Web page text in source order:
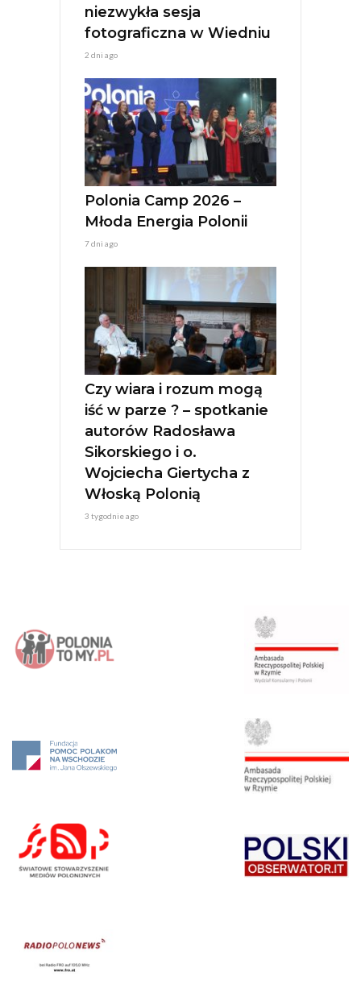
niezwykła sesja
fotograficzna w Wiedniu
2 dni ago
Polonia Camp 2026 –
Młoda Energia Polonii
7 dni ago
Czy wiara i rozum mogą
iść w parze ? – spotkanie
autorów Radosława
Sikorskiego i o.
Wojciecha Giertycha z
Włoską Polonią
3 tygodnie ago